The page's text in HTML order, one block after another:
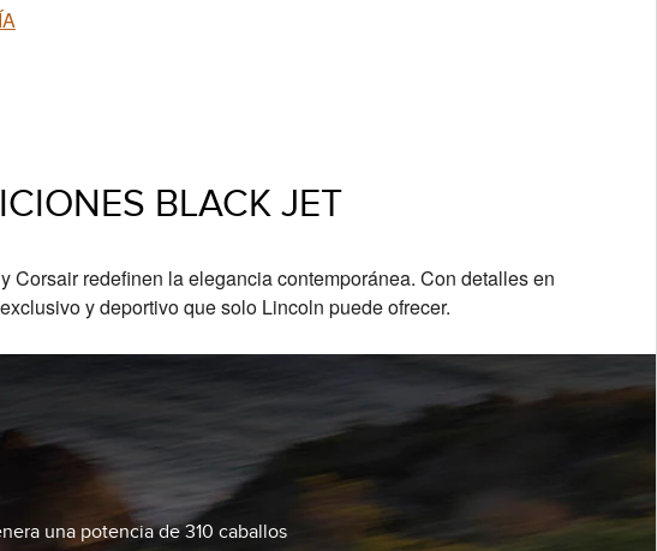
BLACK JET
redefinen la elegancia contemporánea. Con detalles en
y deportivo que solo Lincoln puede ofrecer.
una potencia de 310 caballos